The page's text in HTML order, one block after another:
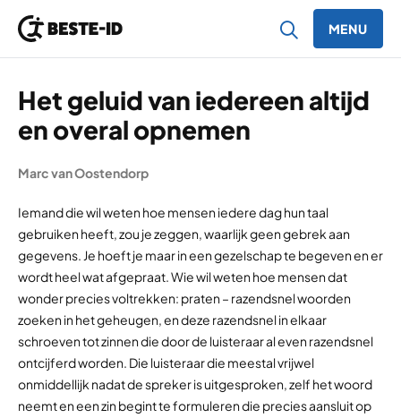
MENU
Het geluid van iedereen altijd
en overal opnemen
Marc van Oostendorp
Iemand die wil weten hoe mensen iedere dag hun taal
gebruiken heeft, zou je zeggen, waarlijk geen gebrek aan
gegevens. Je hoeft je maar in een gezelschap te begeven en er
wordt heel wat afgepraat. Wie wil weten hoe mensen dat
wonder precies voltrekken: praten – razendsnel woorden
zoeken in het geheugen, en deze razendsnel in elkaar
schroeven tot zinnen die door de luisteraar al even razendsnel
ontcijferd worden. Die luisteraar die meestal vrijwel
onmiddellijk nadat de spreker is uitgesproken, zelf het woord
neemt en een zin begint te formuleren die precies aansluit op